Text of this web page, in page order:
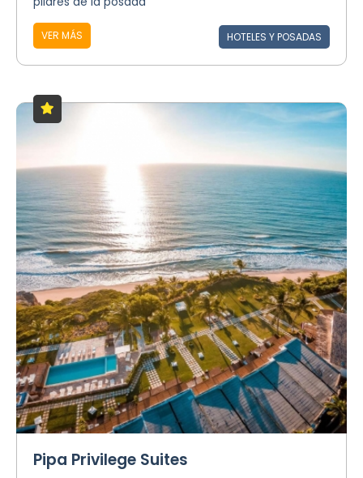
VER MÁS HOTELES Y POSADAS
Pipa Privilege Suites